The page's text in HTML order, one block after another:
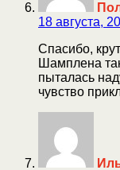
18 августа,
Спасибо,
Шамплена
пыталась
чувство